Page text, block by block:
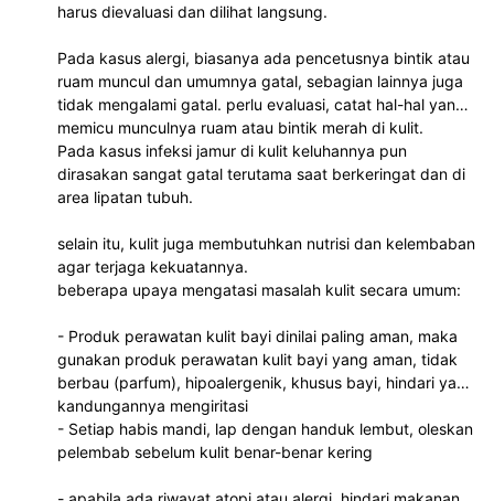
harus dievaluasi dan dilihat langsung.
Pada kasus alergi, biasanya ada pencetusnya bintik atau
ruam muncul dan umumnya gatal, sebagian lainnya juga
tidak mengalami gatal. perlu evaluasi, catat hal-hal yang
memicu munculnya ruam atau bintik merah di kulit.
Pada kasus infeksi jamur di kulit keluhannya pun
dirasakan sangat gatal terutama saat berkeringat dan di
area lipatan tubuh.
selain itu, kulit juga membutuhkan nutrisi dan kelembaban
agar terjaga kekuatannya.
beberapa upaya mengatasi masalah kulit secara umum:
- Produk perawatan kulit bayi dinilai paling aman, maka
gunakan produk perawatan kulit bayi yang aman, tidak
berbau (parfum), hipoalergenik, khusus bayi, hindari yang
kandungannya mengiritasi
- Setiap habis mandi, lap dengan handuk lembut, oleskan
pelembab sebelum kulit benar-benar kering